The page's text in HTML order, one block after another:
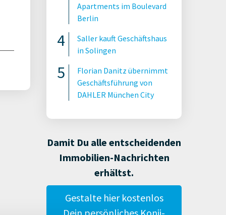
Apartments im Boulevard
Berlin
Saller kauft Geschäftshaus
in Solingen
Florian Danitz übernimmt
Geschäftsführung von
DAHLER München City
Damit Du alle entscheidenden
Immobilien-Nachrichten
erhältst.
Gestalte hier kostenlos